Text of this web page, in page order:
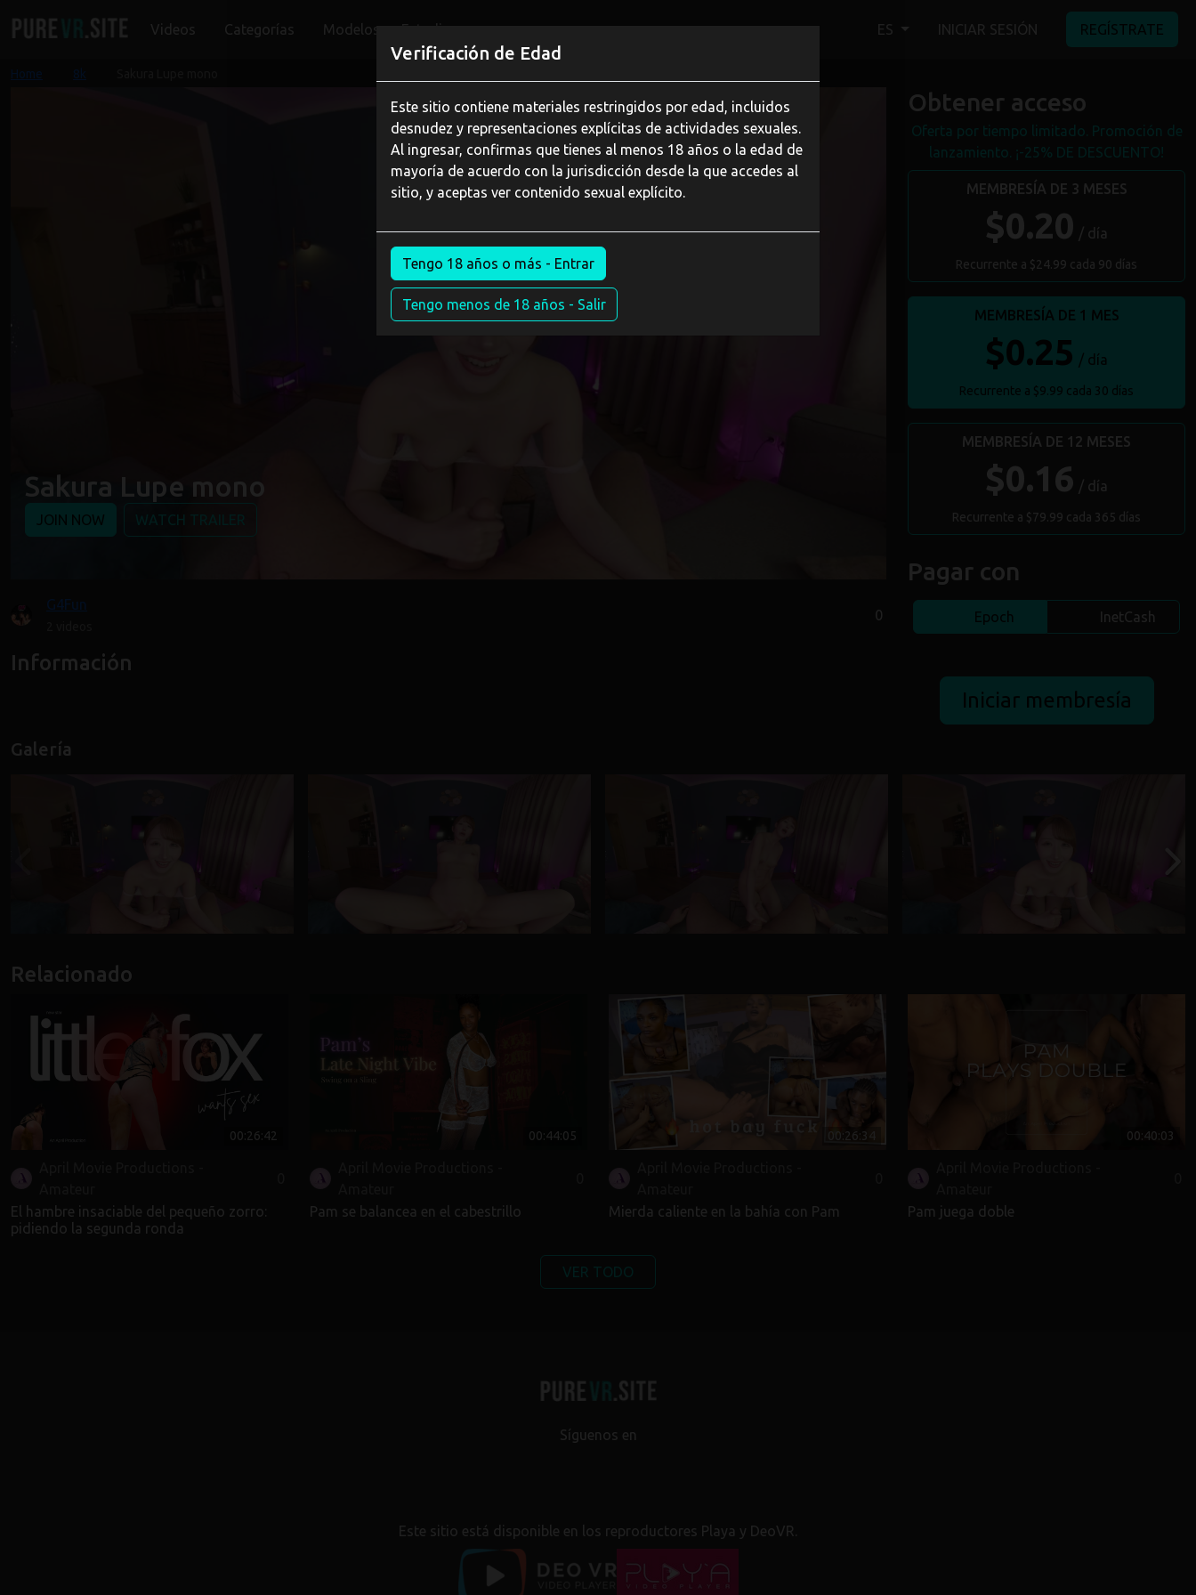
Verificación de Edad
Este sitio contiene materiales restringidos por edad, incluidos
desnudez y representaciones explícitas de actividades sexuales.
Al ingresar, confirmas que tienes al menos 18 años o la edad de
mayoría de acuerdo con la jurisdicción desde la que accedes al
sitio, y aceptas ver contenido sexual explícito.
Tengo 18 años o más - Entrar
Tengo menos de 18 años - Salir
ES INICIAR SESIÓN REGÍSTRATE
Videos Categorías Modelos Estudios
Home 8k
Sakura Lupe mono
JOIN NOW WATCH TRAILER
G4Fun
0
Información
Obtener acceso
Oferta por tiempo limitado. Promoción de
lanzamiento. ¡-25% DE DESCUENTO!
MEMBRESÍA DE 3 MESES
$0.20 / día
Recurrente a $24.99 cada 90 días
MEMBRESÍA DE 1 MES
$0.25 / día
Recurrente a $9.99 cada 30 días
MEMBRESÍA DE 12 MESES
$0.16 / día
Recurrente a $79.99 cada 365 días
Pagar con
Epoch InetCash
Galería
Relacionado
00:26:42
El hambre insaciable del pequeño zorro:
pidiendo la segunda ronda
00:44:05
Pam se balancea en el cabestrillo
00:26:34
Mierda caliente en la bahía con Pam
00:40:03
Pam juega doble
VER TODO
Síguenos en
Este sitio está disponible en los reproductores Playa y DeoVR.